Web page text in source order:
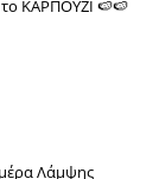
ΚΑΡΠΟΥΖΙ 🍉🍉
Λάμψης